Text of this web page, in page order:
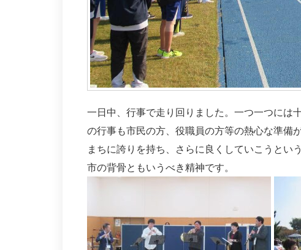
一日中、行事で走り回りました。一つ一つには
の行事も市民の方、役職員の方等の熱心な準備
まちに誇りを持ち、さらに良くしていこうとい
市の背骨ともいうべき精神です。